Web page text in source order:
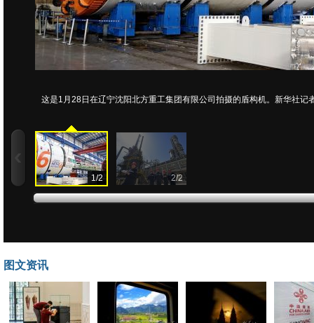
这是1月28日在辽宁沈阳北方重工集团有限公司拍摄的盾构机。新华社记
1/2 2/2
图文资讯